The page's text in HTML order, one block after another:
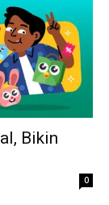
Bikin
0